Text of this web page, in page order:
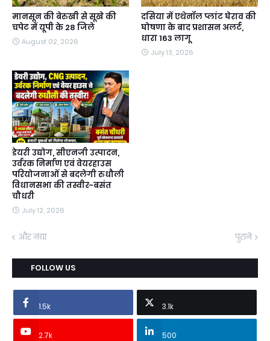
मानसून की बेरुखी से सूखे की
चपेट में यूपी के 28 जिले
August 02, 2026
दसिया में एथेनॉल प्लांट घेराव की
घोषणा के बाद प्रशासन अलर्ट,
धारा 163 लागू
July 13, 2026
डेयरी उद्योग, सीएनजी उत्पादन,
उर्वरक निर्माण एवं वेयरहाउस
परियोजनाओं से बदलेगी रुधौली
विधानसभा की तस्वीर-बसंत
चौधरी
July 12, 2026
और नया पुराने
FOLLOW US
1.5k 3.1k
2.7k 500